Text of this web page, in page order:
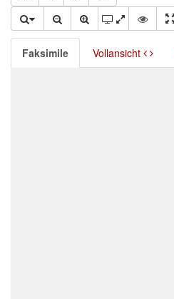
Faksimile Vollansicht